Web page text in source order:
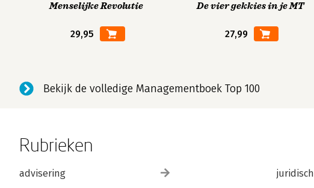
Menselijke Revolutie
29,95
De vier gekkies in je MT
27,99
Bekijk de volledige Managementboek Top 100
Rubrieken
advisering
juridisch